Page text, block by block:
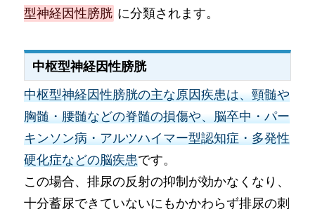
型神経因性膀胱 に分類されます。
中枢型神経因性膀胱
中枢型神経因性膀胱の主な原因疾患は、頸髄や
胸髄・腰髄などの脊髄の損傷や、脳卒中・パー
キンソン病・アルツハイマー型認知症・多発性
硬化症などの脳疾患です。
この場合、排尿の反射の抑制が効かなくなり、
十分蓄尿できていないにもかかわらず排尿の刺